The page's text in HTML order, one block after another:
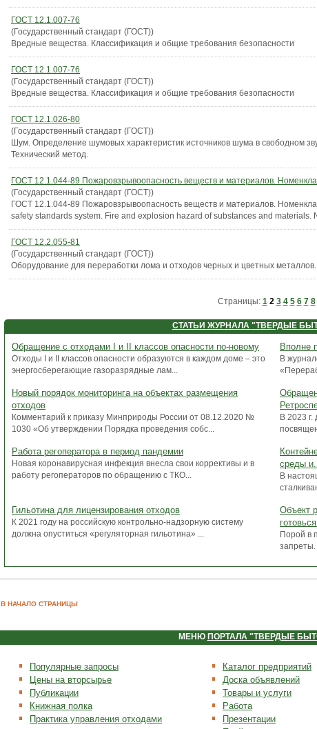
ГОСТ 12.1.007-76
(Государственный стандарт (ГОСТ))
Вредные вещества. Классификация и общие требования безопасности
ГОСТ 12.1.007-76
(Государственный стандарт (ГОСТ))
Вредные вещества. Классификация и общие требования безопасности
ГОСТ 12.1.026-80
(Государственный стандарт (ГОСТ))
Шум. Определение шумовых характеристик источников шума в свободном
Технический метод.
ГОСТ 12.1.044-89 Пожаровзрывоопасность веществ и материалов.
(Государственный стандарт (ГОСТ))
ГОСТ 12.1.044-89 Пожаровзрывоопасность веществ и материалов.
safety standards system. Fire and explosion hazard of substances and
ГОСТ 12.2.055-81
(Государственный стандарт (ГОСТ))
Оборудование для переработки лома и отходов черных и цветных
Страницы: 1 2 3 4 5 6 7 8
СТАТЬИ ЖУРНАЛА "ТВЕРДЫЕ
Обращение с отходами I и II классов опасности по-новому
Отходы I и II классов опасности образуются в каждом доме – это
энергосберегающие газоразрядные лам...
Вполне
В
Новый порядок мониторинга на объектах размещения
отходов
Комментарий к приказу Минприроды России от 08.12.2020 №
1030 «Об утверждении Порядка проведения собс...
В 2023
Работа регоператора в период пандемии
Новая коронавирусная инфекция внесла свои коррективы и в
работу регоператоров по обращению с ТКО...
среды
В
Гильотина для лицензирования отходов
К 2021 году на российскую контрольно-надзорную систему
должна опуститься «регуляторная гильотина» ...
Объект
Порой в
В НАЧАЛО СТРАНИЦЫ
МЕНЮ ПОРТАЛА "ТВЕРДЫЕ
Популярные запросы
Цены на вторсырье
Публикации
Книжная полка
Практика управления отходами
Каталог предприятий
Доска объявлений
Товары и услуги
Работа
Презентации